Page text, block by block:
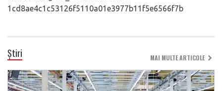
1cd8ae4c1c53126f5110a01e3977b11f5e6566f7b
Știri MAI MULTE ARTICOLE